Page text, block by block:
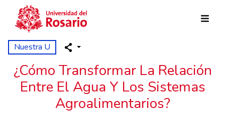
Pasar al contenido principal
Nuestra U
¿Cómo Transformar La Relación
Entre El Agua Y Los Sistemas
Agroalimentarios?